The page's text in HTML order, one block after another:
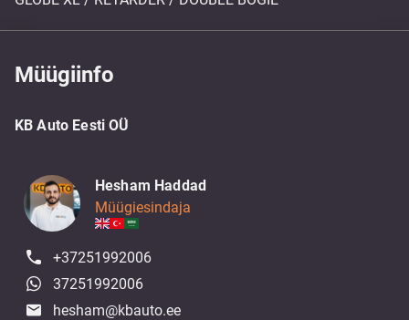
Müügiinfo
KB Auto Eesti OÜ
Hesham Haddad
Müügiesindaja
+37251992006
37251992006
hesham@kbauto.ee